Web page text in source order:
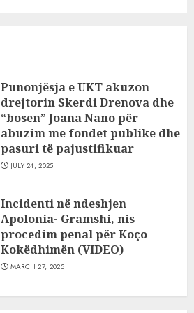
Punonjësja e UKT akuzon
drejtorin Skerdi Drenova dhe
“bosen” Joana Nano për
abuzim me fondet publike dhe
pasuri të pajustifikuar
JULY 24, 2025
Incidenti në ndeshjen
Apolonia- Gramshi, nis
procedim penal për Koço
Kokëdhimën (VIDEO)
MARCH 27, 2025